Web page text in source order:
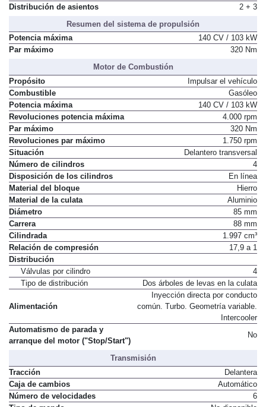
Distribución de asientos
2 + 3
Resumen del sistema de propulsión
Potencia máxima
140 CV / 103 kW
Par máximo
320 Nm
Motor de Combustión
Propósito
Impulsar el vehículo
Combustible
Gasóleo
Potencia máxima
140 CV / 103 kW
Revoluciones potencia máxima
4.000 rpm
Par máximo
320 Nm
Revoluciones par máximo
1.750 rpm
Situación
Delantero transversal
Número de cilindros
4
Disposición de los cilindros
En línea
Material del bloque
Hierro
Material de la culata
Aluminio
Diámetro
85 mm
Carrera
88 mm
Cilindrada
1.997 cm³
Relación de compresión
17,9 a 1
Distribución
Válvulas por cilindro
4
Tipo de distribución
Dos árboles de levas en la culata
Alimentación
Inyección directa por conducto
común. Turbo. Geometría variable.
Intercooler
Automatismo de parada y
arranque del motor ("Stop/Start")
No
Transmisión
Tracción
Delantera
Caja de cambios
Automático
Número de velocidades
6